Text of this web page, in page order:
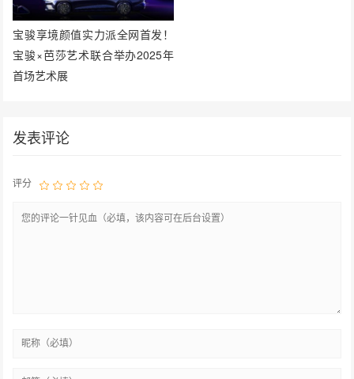
宝骏享境颜值实力派全网首发！
宝骏×芭莎艺术联合举办2025年
首场艺术展
发表评论
评分